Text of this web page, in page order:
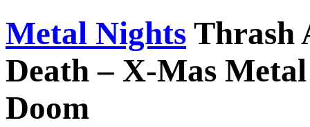
Metal Nights Thrash
Death – X-Mas
Doom